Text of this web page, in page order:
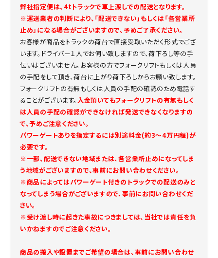
弊社指定便は、4tトラックで車上渡しでの配送となります。
※運送業者の判断により、「配送できない」もしくは「各営業所
止め」になる場合がございますので、予めご了承ください。
お客様が商品をトラックの荷台で直接受取いただく形式でござ
います。ドライバー１人でお伺い致しますので、荷下ろし等の手
伝いはございません。お客様の方でフォークリフトもしくは人員
の手配をして頂き、荷台に上がり荷下ろしからお願い致します。
フォークリフトの有無もしくは人員の手配の確認のため電話す
ることがございます。 入金頂いてもフォークリフトの有無もしく
は人員の手配の確認ができなければ発送できなくなりますの
で、予めご注意ください。
パワーゲートありを指定するには別途料金(約3～4万円程)が
必要です。
※一部、配送できない地域または、各営業所止めになってしま
う地域がございますので、事前にお問い合わせください。
※商品によってはパワーゲート付きのトラックでの配送のみと
なってしまう場合がございますので、事前にお問い合わせくだ
さい。
※受け渡し時に起きた事故につきましては、当社では責任を負
いかねますのでご注意ください。
商品の搬入や設置までご希望の場合は、事前にお問い合わせ